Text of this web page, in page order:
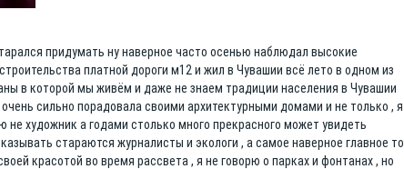
придумать ну наверное часто осенью наблюдал высокие
платной дороги м12 и жил в Чувашии всё лето в одном из
в которой мы живём и даже не знаем традиции населения в Чувашии
сильно порадовала своими архитектурными домами и не только , я
не художник а годами столько много прекрасного может увидеть
стараются журналисты и экологи , а самое наверное главное то
красотой во время рассвета , я не говорю о парках и фонтанах , но